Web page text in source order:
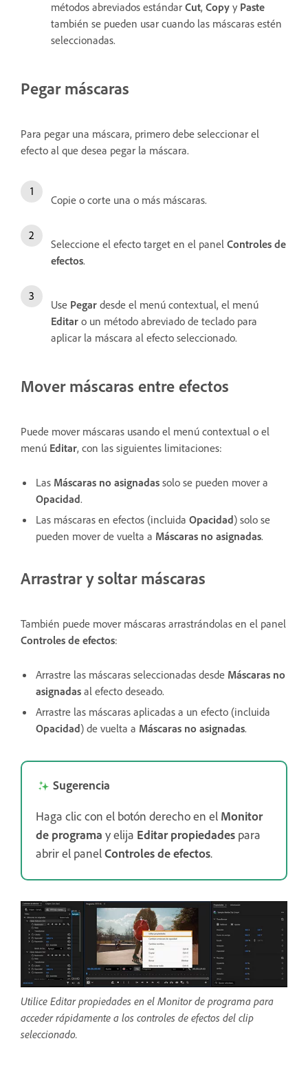
métodos abreviados estándar Cut, Copy y Paste
también se pueden usar cuando las máscaras estén
seleccionadas.
Pegar máscaras
Para pegar una máscara, primero debe seleccionar el
efecto al que desea pegar la máscara.
Copie o corte una o más máscaras.
Seleccione el efecto target en el panel Controles de
efectos.
Use Pegar desde el menú contextual, el menú
Editar o un método abreviado de teclado para
aplicar la máscara al efecto seleccionado.
Mover máscaras entre efectos
Puede mover máscaras usando el menú contextual o el
menú Editar, con las siguientes limitaciones:
Las Máscaras no asignadas solo se pueden mover a
Opacidad.
Las máscaras en efectos (incluida Opacidad) solo se
pueden mover de vuelta a Máscaras no asignadas.
Arrastrar y soltar máscaras
También puede mover máscaras arrastrándolas en el panel
Controles de efectos:
Arrastre las máscaras seleccionadas desde Máscaras no
asignadas al efecto deseado.
Arrastre las máscaras aplicadas a un efecto (incluida
Opacidad) de vuelta a Máscaras no asignadas.
Sugerencia
Haga clic con el botón derecho en el Monitor
de programa y elija Editar propiedades para
abrir el panelControles de efectos.
Utilice Editar propiedades en el Monitor de programa para
acceder rápidamente a los controles de efectos del clip
seleccionado.